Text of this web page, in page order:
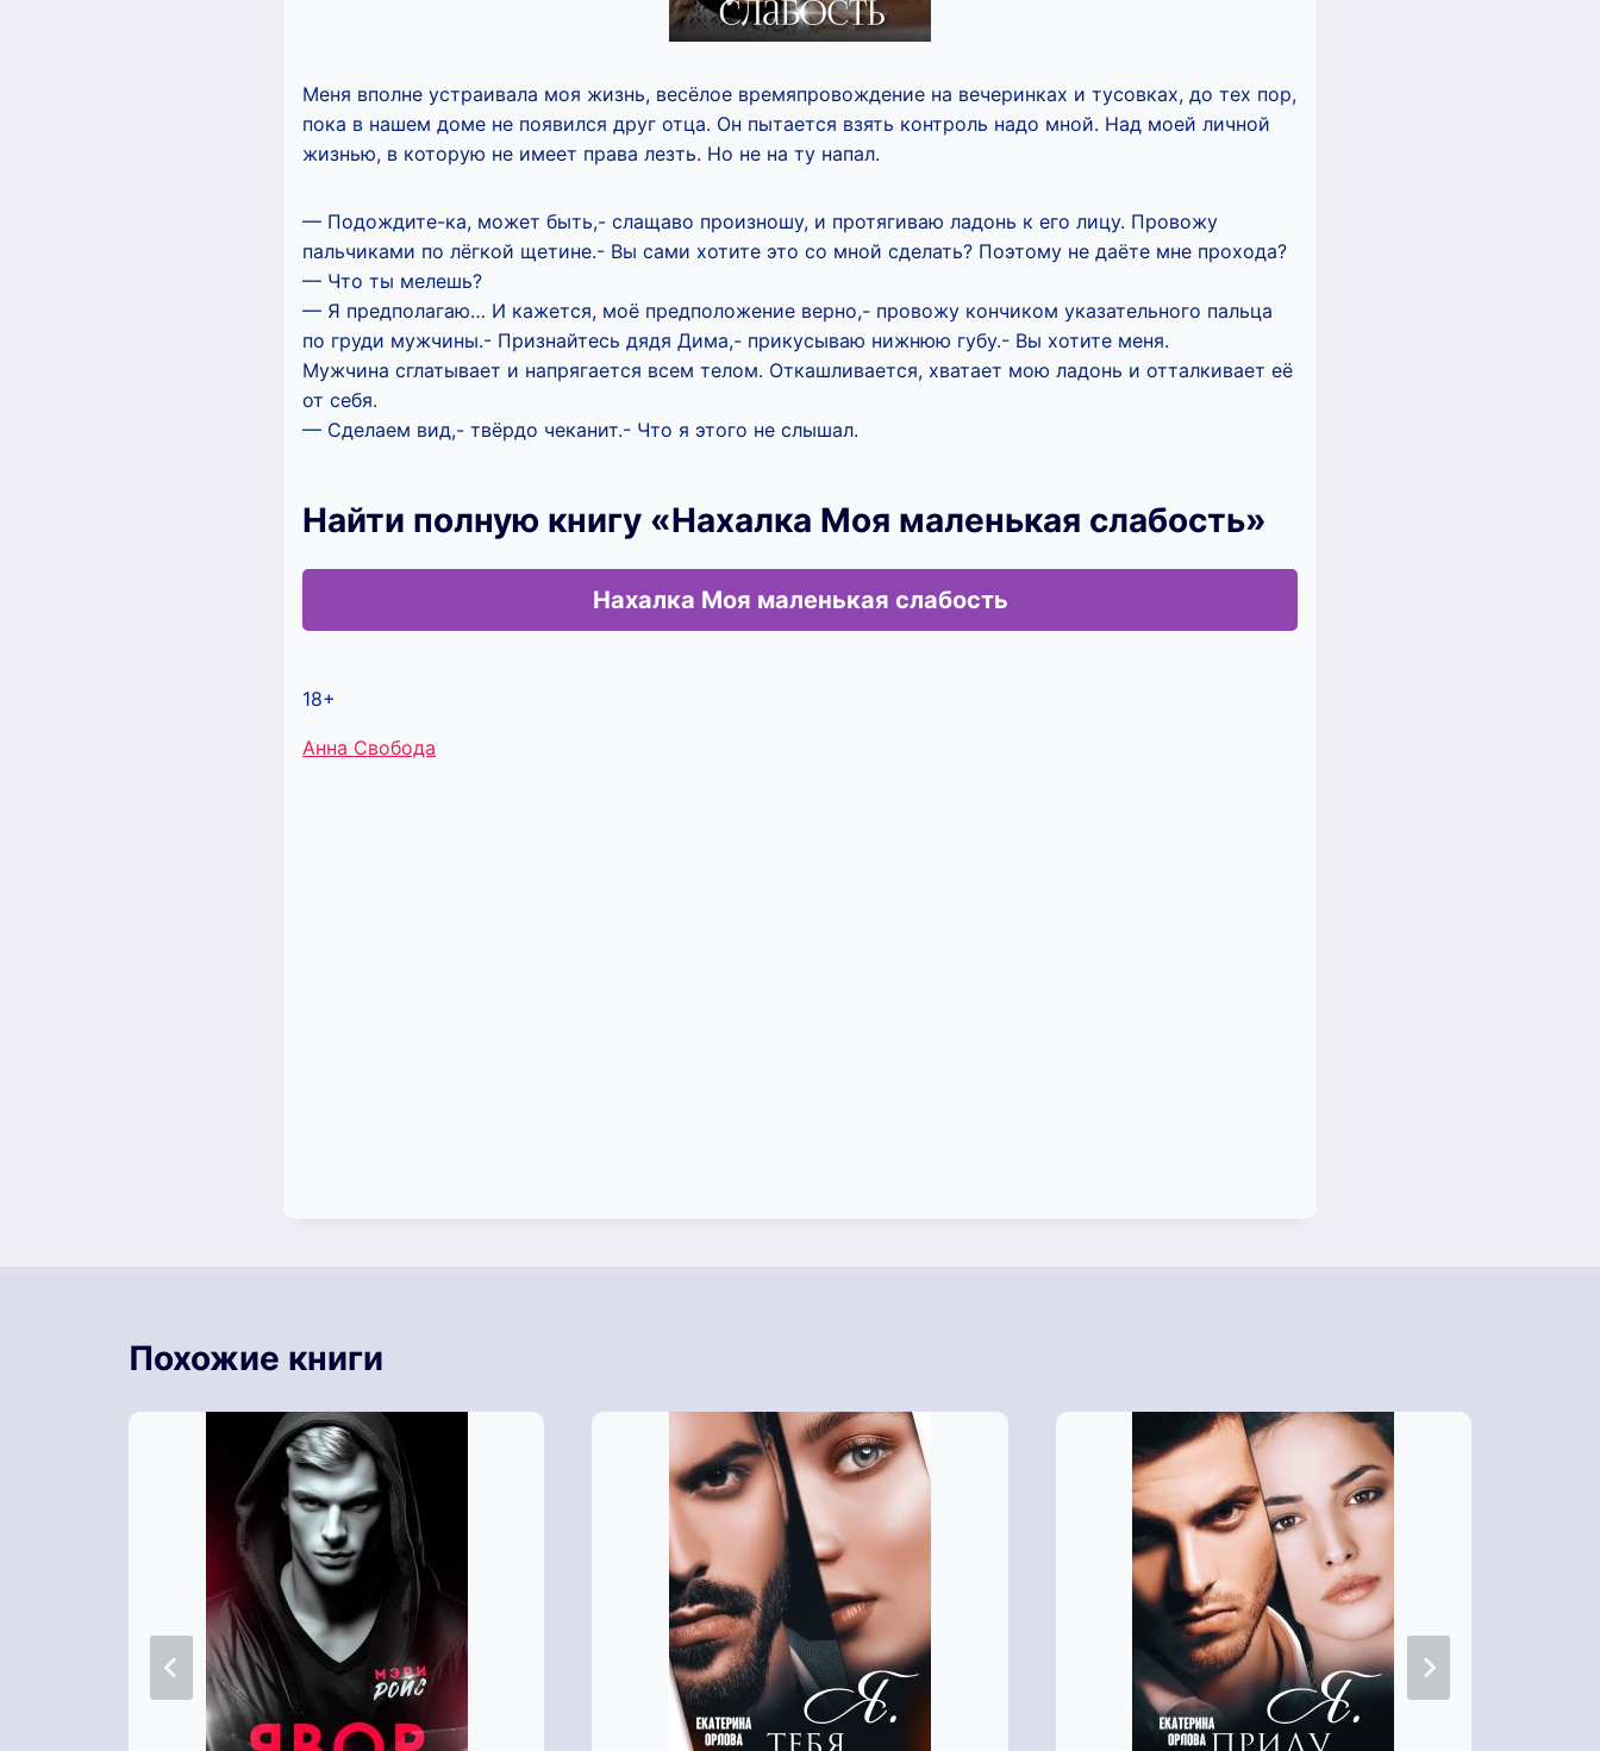
Меня вполне устраивала моя жизнь, весёлое времяпровождение на вечеринках и тусовках, до тех пор,
пока в нашем доме не появился друг отца. Он пытается взять контроль надо мной. Над моей личной
жизнью, в которую не имеет права лезть. Но не на ту напал.
— Подождите-ка, может быть,- слащаво произношу, и протягиваю ладонь к его лицу. Провожу
пальчиками по лёгкой щетине.- Вы сами хотите это со мной сделать? Поэтому не даёте мне прохода?
— Что ты мелешь?
— Я предполагаю… И кажется, моё предположение верно,- провожу кончиком указательного пальца
по груди мужчины.- Признайтесь дядя Дима,- прикусываю нижнюю губу.- Вы хотите меня.
Мужчина сглатывает и напрягается всем телом. Откашливается, хватает мою ладонь и отталкивает её
от себя.
— Сделаем вид,- твёрдо чеканит.- Что я этого не слышал.
Найти полную книгу «Нахалка Моя маленькая слабость»
Нахалка Моя маленькая слабость
18+
Метки
Анна Свобода
Похожие книги